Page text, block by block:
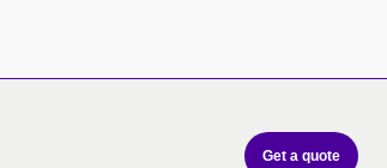
Get a quote